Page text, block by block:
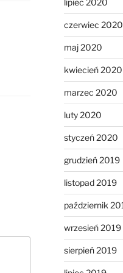
lipiec 2020
czerwiec 2020
maj 2020
kwiecień 2020
marzec 2020
luty 2020
styczeń 2020
grudzień 2019
listopad 2019
październik
wrzesień 2019
sierpień 2019